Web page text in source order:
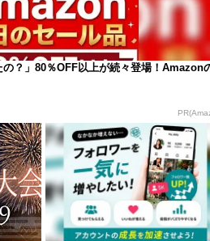
の？」80％OFF以上が続々登場！Amazon